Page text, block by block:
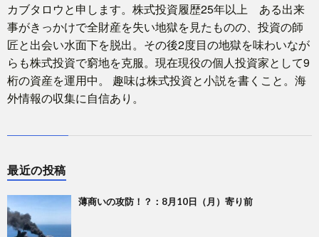
カブタロウと申します。株式投資履歴25年以上 ある出来
事がきっかけで全財産を失い地獄を見たものの、投資の師
匠と出会い水面下を脱出。その後2度目の地獄を味わいなが
らも株式投資で窮地を克服。現在現役の個人投資家として9
桁の資産を運用中。 趣味は株式投資と小説を書くこと。海
外情報の収集に自信あり。
最近の投稿
薄商いの攻防！？：8月10日（月）寄り前